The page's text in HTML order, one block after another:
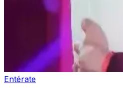
Entérate